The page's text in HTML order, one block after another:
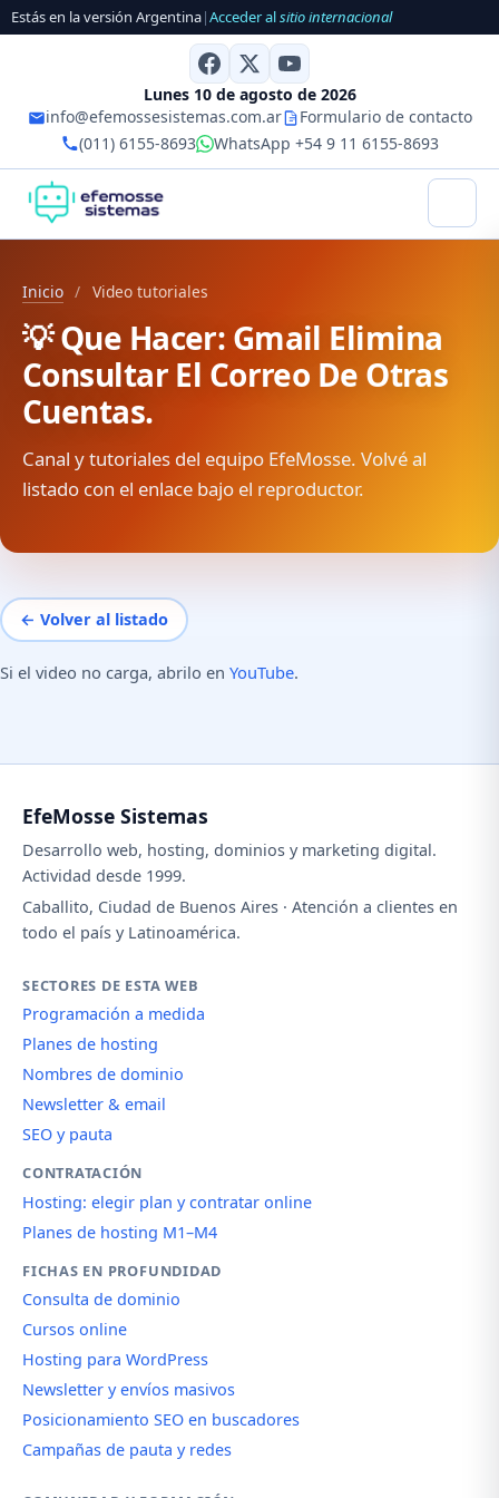
Estás en la versión Argentina|Acceder alsitio internacional
Lunes 10 de agosto de 2026
info@efemossesistemas.com.ar
Formulario de contacto
(011) 6155-8693
WhatsApp +54 9 11 6155-8693
Inicio / Video tutoriales
💡 Que Hacer: Gmail Elimina
Consultar El Correo De Otras
Cuentas.
Canal y tutoriales del equipo EfeMosse. Volvé al
listado con el enlace bajo el reproductor.
← Volver al listado
Si el video no carga, abrilo en YouTube.
EfeMosse Sistemas
Desarrollo web, hosting, dominios y marketing digital.
Actividad desde 1999.
Caballito, Ciudad de Buenos Aires · Atención a clientes en
todo el país y Latinoamérica.
SECTORES DE ESTA WEB
Programación a medida
Planes de hosting
Nombres de dominio
Newsletter & email
SEO y pauta
CONTRATACIÓN
Hosting: elegir plan y contratar online
Planes de hosting M1–M4
FICHAS EN PROFUNDIDAD
Consulta de dominio
Cursos online
Hosting para WordPress
Newsletter y envíos masivos
Posicionamiento SEO en buscadores
Campañas de pauta y redes